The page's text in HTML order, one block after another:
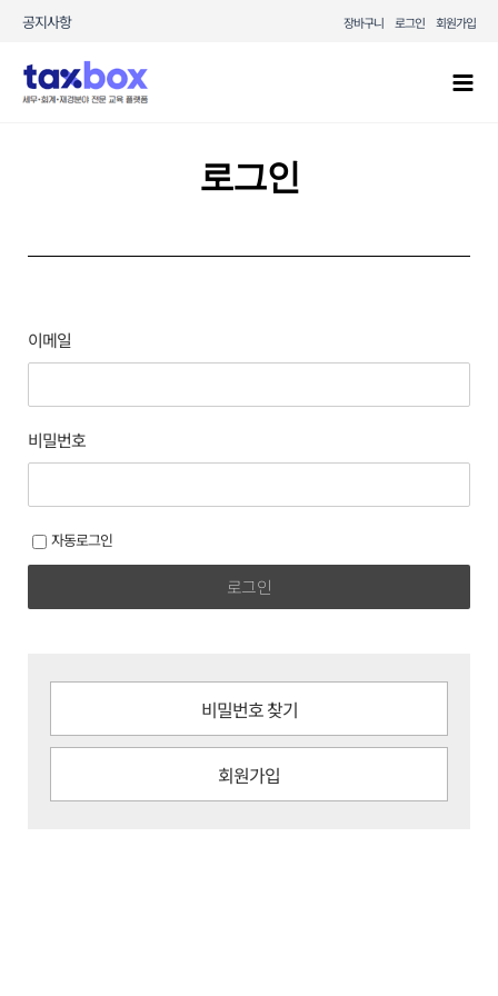
콘텐츠로
공지사항 장바구니 로그인 회원가입
로그인
이메일
비밀번호
자동로그인
로그인
비밀번호 찾기
회원가입